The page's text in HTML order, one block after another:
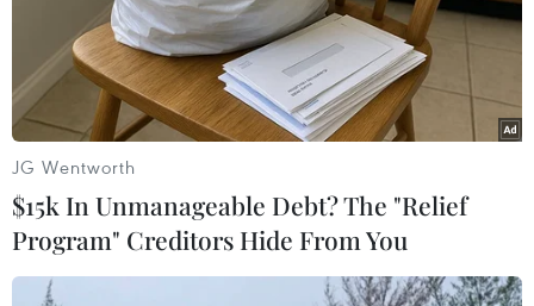
12/01/2023 11:39
Trong năm 2023, Ban Chỉ đạo TW về phòng chống tham
nhũng sẽ tập trung thanh tra, kiểm tra, giám sát những
lĩnh vực dễ phát sinh tiêu cực, chuyên môn sâu, khép kín
ở cả Trung ương và địa phương.
JG Wentworth
$15k In Unmanageable Debt? The "Relief
Program" Creditors Hide From You